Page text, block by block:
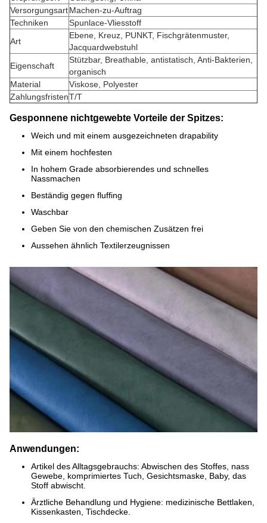
VersorgungsartMachen-zu-Auftrag
Techniken
Spunlace-Vliesstoff
Art
Ebene, Kreuz, PUNKT, Fischgrätenmuster,
Jacquardwebstuhl
Eigenschaft
Stützbar, Breathable, antistatisch, Anti-Bakterien,
organisch
Material
Viskose, Polyester
ZahlungsfristenT/T
Gesponnene nichtgewebte Vorteile der Spitzes:
Weich und mit einem ausgezeichneten drapability
Mit einem hochfesten
In hohem Grade absorbierendes und schnelles
Nassmachen
Beständig gegen fluffing
Waschbar
Geben Sie von den chemischen Zusätzen frei
Aussehen ähnlich Textilerzeugnissen
Anwendungen:
Artikel des Alltagsgebrauchs: Abwischen des Stoffes, nass
Gewebe, komprimiertes Tuch, Gesichtsmaske, Baby, das
Stoff abwischt.
Ärztliche Behandlung und Hygiene: medizinische Bettlaken,
Kissenkasten, Tischdecke.